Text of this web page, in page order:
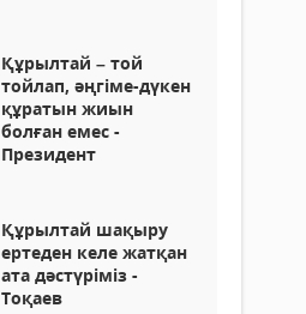
Құрылтай – той
тойлап, әңгіме-дүкен
құратын жиын
болған емес -
Президент
Құрылтай шақыру
ертеден келе жатқан
ата дәстүріміз -
Тоқаев